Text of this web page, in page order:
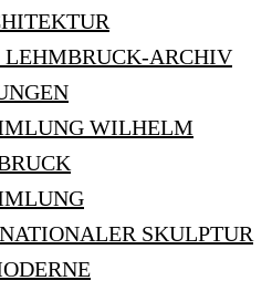
LEHMBRUCK-ARCHIV
WILHELM
SKULPTUR